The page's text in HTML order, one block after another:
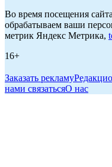
Во время посещения
обрабатываем ваши
метрик Яндекс Метрика,
16+
Заказать рекламу
нами связатьсяО нас